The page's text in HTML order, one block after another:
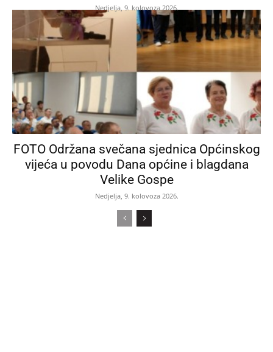
Nedjelja, 9. kolovoza 2026.
FOTO Održana svečana sjednica Općinskog
vijeća u povodu Dana općine i blagdana
Velike Gospe
Nedjelja, 9. kolovoza 2026.